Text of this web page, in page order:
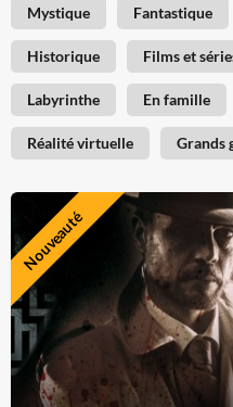
Mystique Fantastique
Historique Films et
Labyrinthe En famille
Réalité virtuelle Grands
Nouveauté